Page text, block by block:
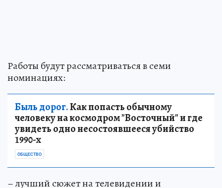
Работы будут рассматриваться в семи
номинациях:
Быль дорог.Как попасть обычному
человеку на космодром "Восточный" и где
увидеть одно несостоявшееся убийство
1990-х
ОБЩЕСТВО
– лучший сюжет на телевидении и